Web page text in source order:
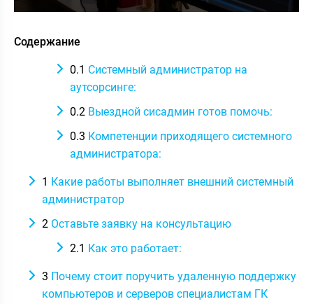
Содержание
0.1 Системный администратор на
аутсорсинге:
0.2 Выездной сисадмин готов помочь:
0.3 Компетенции приходящего системного
администратора:
1 Какие работы выполняет внешний системный
администратор
2 Оставьте заявку на консультацию
2.1 Как это работает:
3 Почему стоит поручить удаленную поддержку
компьютеров и серверов специалистам ГК